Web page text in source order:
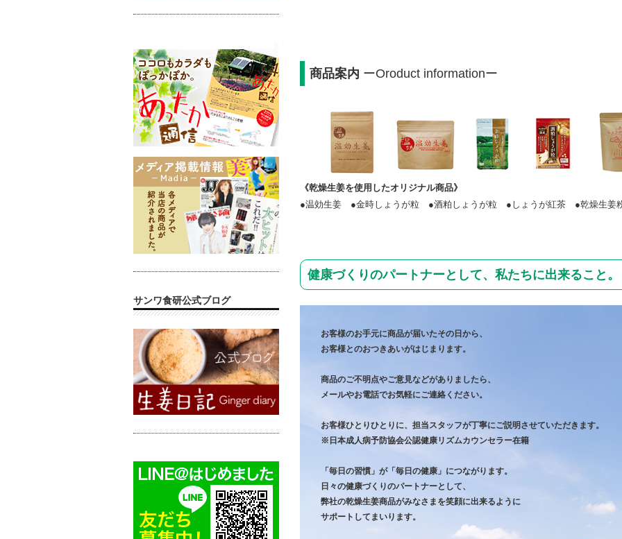
商品案内 ーOroduct informationー
《乾燥生姜を使用したオリジナル商品》
●温効生姜 ●金時しょうが粒 ●酒粕しょうが粒 ●しょうが紅茶 ●乾燥生姜
健康づくりのパートナーとして、私たちに出来ること。
お客様のお手元に商品が届いたその日から、
お客様とのおつきあいがはじまります。
商品のご不明点やご意見などがありましたら、
メールやお電話でお気軽にご連絡ください。
お客様ひとりひとりに、担当スタッフが丁寧にご説明させていただきます。
※日本成人病予防協会公認健康リズムカウンセラー在籍
「毎日の習慣」が「毎日の健康」につながります。
日々の健康づくりのパートナーとして、
弊社の乾燥生姜商品がみなさまを笑顔に出来るように
サポートしてまいります。
サンワ食研公式ブログ